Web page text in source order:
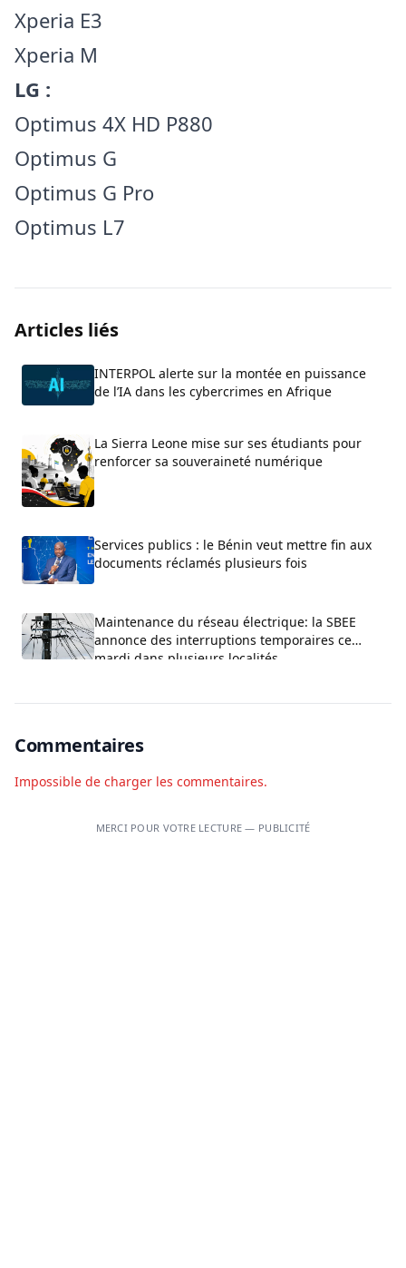
Xperia E3
Xperia M
LG :
Optimus 4X HD P880
Optimus G
Optimus G Pro
Optimus L7
Articles liés
INTERPOL alerte sur la montée en puissance
de l’IA dans les cybercrimes en Afrique
La Sierra Leone mise sur ses étudiants pour
renforcer sa souveraineté numérique
Services publics : le Bénin veut mettre fin aux
documents réclamés plusieurs fois
Maintenance du réseau électrique: la SBEE
annonce des interruptions temporaires ce
mardi dans plusieurs localités
Commentaires
Impossible de charger les commentaires.
MERCI POUR VOTRE LECTURE — PUBLICITÉ